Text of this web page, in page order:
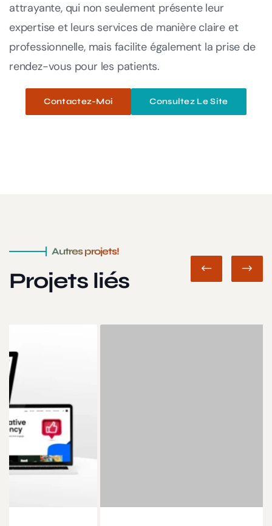
attrayante, qui non seulement présente leur
expertise et leurs services de manière claire et
professionnelle, mais facilite également la prise de
rendez-vous pour les patients.
Contactez-Moi Consultez Le Site
Autres projets!
Projets liés